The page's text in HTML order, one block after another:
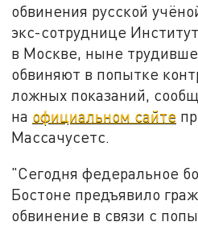
обвинения русской
экс-сотруднице
в Москве, ныне
обвиняют в попытке
ложных показаний,
на официальном сайте
Массачусетс.
"Сегодня федеральное
Бостоне предъявило
обвинение в связи с